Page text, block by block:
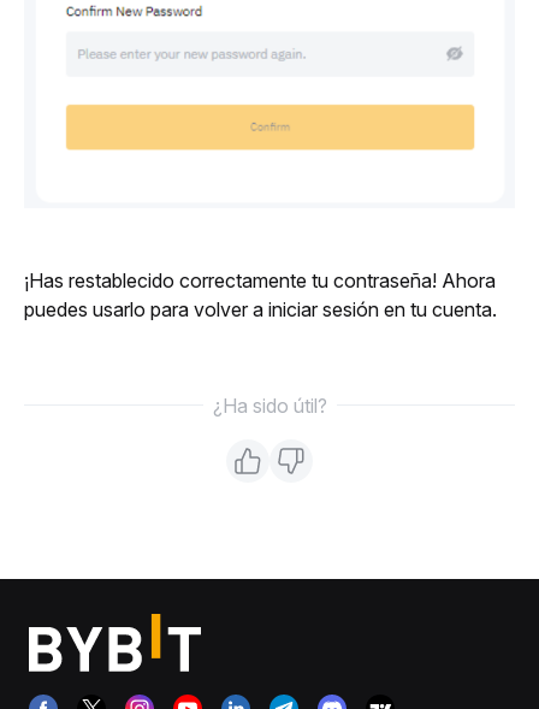
¡Has restablecido correctamente tu contraseña! Ahora
puedes usarlo para volver a iniciar sesión en tu cuenta.
¿Ha sido útil?